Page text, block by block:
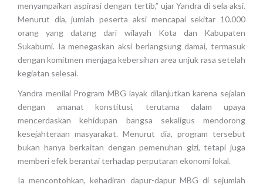
menyampaikan aspirasi dengan tertib,” ujar Yandra di sela aksi.
Menurut dia, jumlah peserta aksi mencapai sekitar 10.000
orang yang datang dari wilayah Kota dan Kabupaten
Sukabumi. Ia menegaskan aksi berlangsung damai, termasuk
dengan komitmen menjaga kebersihan area unjuk rasa setelah
kegiatan selesai.
Yandra menilai Program MBG layak dilanjutkan karena sejalan
dengan amanat konstitusi, terutama dalam upaya
mencerdaskan kehidupan bangsa sekaligus mendorong
kesejahteraan masyarakat. Menurut dia, program tersebut
bukan hanya berkaitan dengan pemenuhan gizi, tetapi juga
memberi efek berantai terhadap perputaran ekonomi lokal.
Ia mencontohkan, kehadiran dapur-dapur MBG di sejumlah